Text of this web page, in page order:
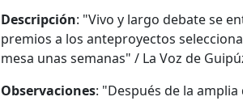
Descripción: "Vivo y largo debate se
premios a los anteproyectos
mesa unas semanas" / La Voz de
Observaciones: "Después de la